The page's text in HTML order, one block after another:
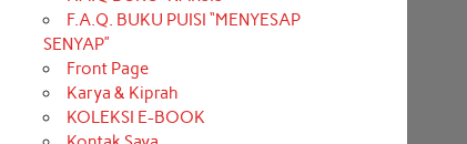
F.A.Q. BUKU PUISI “MENYESAP
SENYAP”
Front Page
Karya & Kiprah
KOLEKSI E-BOOK